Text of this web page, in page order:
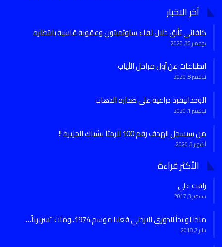
آخر الاخبار
كافاني تألق خلال لقاء ساوثمبتون وعقوبة قاسية بانتظاره
نوفمبر 30, 2020
انطباعات عن أول مراحل الأياب
نوفمبر 8, 2020
الوحداتيفرد ذراعية على صدارة الذهاب
نوفمبر 1, 2020
من سيسجل الهدف رقم 100 للرمثا بشباك الجزيرة !!
أكتوبر 3, 2020
الأكثر قراءة
رافت علي
سبتمبر 3, 2017
ماذا لو بدأ الدوري الاردني فعليا موسم 1974..ومات “سريرياً…
يناير 7, 2018